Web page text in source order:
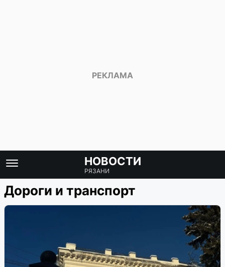
НОВОСТИ
РЯЗАНИ
Дороги и транспорт